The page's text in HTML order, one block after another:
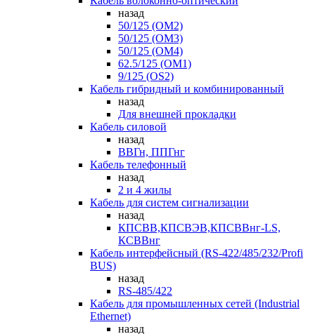
назад
50/125 (OM2)
50/125 (OM3)
50/125 (OM4)
62.5/125 (OM1)
9/125 (OS2)
Кабель гибридный и комбинированный
назад
Для внешней прокладки
Кабель силовой
назад
ВВГн, ППГнг
Кабель телефонный
назад
2 и 4 жилы
Кабель для систем сигнализации
назад
КПСВВ,КПСВЭВ,КПСВВнг-LS,
КСВВнг
Кабель интерфейсный (RS-422/485/232/Profi
BUS)
назад
RS-485/422
Кабель для промышленных сетей (Industrial
Ethernet)
назад